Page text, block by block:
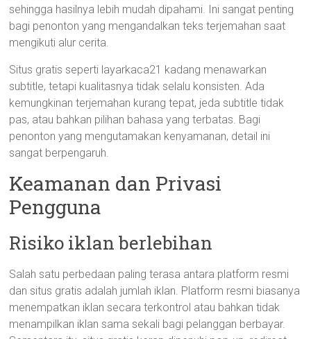
sehingga hasilnya lebih mudah dipahami. Ini sangat penting
bagi penonton yang mengandalkan teks terjemahan saat
mengikuti alur cerita.
Situs gratis seperti layarkaca21 kadang menawarkan
subtitle, tetapi kualitasnya tidak selalu konsisten. Ada
kemungkinan terjemahan kurang tepat, jeda subtitle tidak
pas, atau bahkan pilihan bahasa yang terbatas. Bagi
penonton yang mengutamakan kenyamanan, detail ini
sangat berpengaruh.
Keamanan dan Privasi
Pengguna
Risiko iklan berlebihan
Salah satu perbedaan paling terasa antara platform resmi
dan situs gratis adalah jumlah iklan. Platform resmi biasanya
menempatkan iklan secara terkontrol atau bahkan tidak
menampilkan iklan sama sekali bagi pelanggan berbayar.